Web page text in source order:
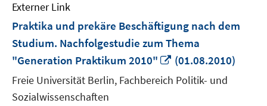
Externer Link
Praktika und prekäre Beschäftigung nach dem
Studium. Nachfolgestudie zum Thema
"Generation Praktikum 2010"
In
neuem
Fenster
(01.08.2010)
Freie Universität Berlin, Fachbereich Politik- und
Sozialwissenschaften